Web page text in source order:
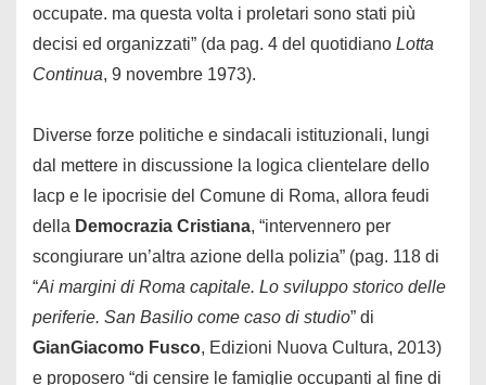
occupate. ma questa volta i proletari sono stati più
decisi ed organizzati” (da pag. 4 del quotidiano Lotta
Continua, 9 novembre 1973).
Diverse forze politiche e sindacali istituzionali, lungi
dal mettere in discussione la logica clientelare dello
Iacp e le ipocrisie del Comune di Roma, allora feudi
della Democrazia Cristiana, “intervennero per
scongiurare un’altra azione della polizia” (pag. 118 di
“Ai margini di Roma capitale. Lo sviluppo storico delle
periferie. San Basilio come caso di studio” di
GianGiacomo Fusco, Edizioni Nuova Cultura, 2013)
e proposero “di censire le famiglie occupanti al fine di